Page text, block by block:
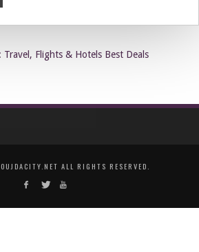
Travel, Flights & Hotels Best Deals
ALL RIGHTS RESERVED.